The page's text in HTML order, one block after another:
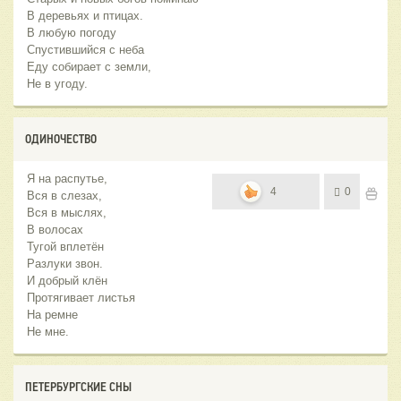
В деревьях и птицах.
В любую погоду
Спустившийся с неба
Еду собирает с земли,
Не в угоду.
ОДИНОЧЕСТВО
Я на распутье,
Вся в слезах,
Вся в мыслях,
В волосах
Тугой вплетён
Разлуки звон.
И добрый клён
Протягивает листья
На ремне
Не мне.
4 0
ПЕТЕРБУРГСКИЕ СНЫ